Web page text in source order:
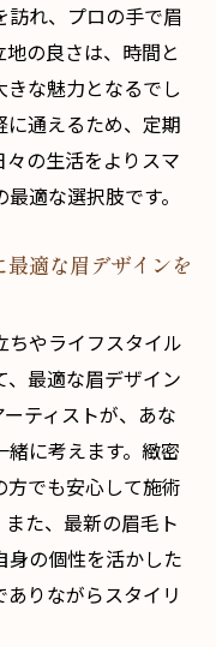
の整え方
毛スタイリング
の見つけ方
感の関係
ケアも楽になり
道駅近メンズ眉
利さ
プラン
タリのサービス
な施術
も対応可能
ュに締めくくる
すメンズ眉毛デ
訪れ、プロの手で眉
の良さは、時間と
な魅力となるでし
に通えるため、定期
の生活をよりスマ
適な選択肢です。
適な眉デザインを
ちやライフスタイル
、最適な眉デザイン
ティストが、あな
に考えます。緻密
でも安心して施術
た、最新の眉毛ト
身の個性を活かした
りながらスタイリ